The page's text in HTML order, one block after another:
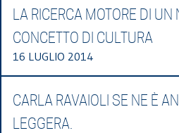
LA RICERCA MOTORE DI UN
CONCETTO DI CULTURA
16 LUGLIO 2014
CARLA RAVAIOLI SE NE È
LEGGERA.